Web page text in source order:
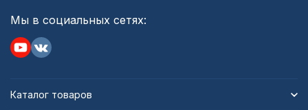
Мы в социальных сетях:
Каталог товаров